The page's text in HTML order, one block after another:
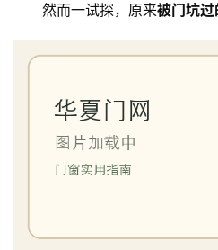
然而一试探，原来被门坑